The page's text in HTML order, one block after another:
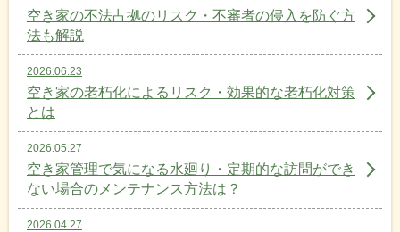
空き家の不法占拠のリスク・不審者の侵入を防ぐ方
法も解説
2026.06.23
空き家の老朽化によるリスク・効果的な老朽化対策
とは
2026.05.27
空き家管理で気になる水廻り・定期的な訪問ができ
ない場合のメンテナンス方法は？
2026.04.27